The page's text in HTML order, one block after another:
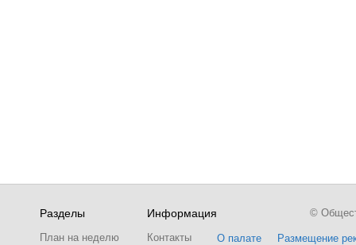
Разделы
План на неделю
Информация
Контакты
О палате Размещение
©